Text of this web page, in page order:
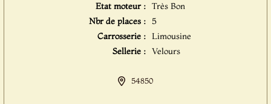
Etat moteur : Très Bon
Nbr de places : 5
Carrosserie : Limousine
Sellerie : Velours
54850